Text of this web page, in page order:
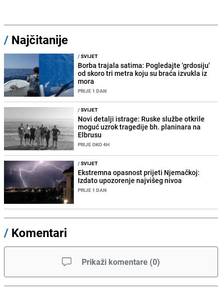
/ Najčitanije
/SVIJET
Borba trajala satima: Pogledajte 'grdosiju'
od skoro tri metra koju su braća izvukla iz
mora
PRIJE 1 DAN
/SVIJET
Novi detalji istrage: Ruske službe otkrile
moguć uzrok tragedije bh. planinara na
Elbrusu
PRIJE OKO 4H
/SVIJET
Ekstremna opasnost prijeti Njemačkoj:
Izdato upozorenje najvišeg nivoa
PRIJE 1 DAN
/ Komentari
Prikaži komentare (0)